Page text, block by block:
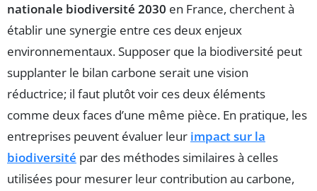
nationale biodiversité 2030 en France, cherchent à
établir une synergie entre ces deux enjeux
environnementaux. Supposer que la biodiversité peut
supplanter le bilan carbone serait une vision
réductrice; il faut plutôt voir ces deux éléments
comme deux faces d’une même pièce. En pratique, les
entreprises peuvent évaluer leur impact sur la
biodiversité par des méthodes similaires à celles
utilisées pour mesurer leur contribution au carbone,